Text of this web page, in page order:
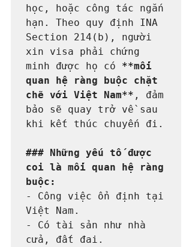
học, hoặc công tác ngắn
hạn. Theo quy định INA
Section 214(b), người
xin visa phải chứng
minh được họ có **mối
quan hệ ràng buộc chặt
chẽ với Việt Nam** , đảm
bảo sẽ quay trở về sau
khi kết thúc chuyến đi.
### Những yếu tố được
coi là mối quan hệ ràng
buộc:
- Công việc ổn định tại
Việt Nam.
- Có tài sản như nhà
cửa, đất đai.